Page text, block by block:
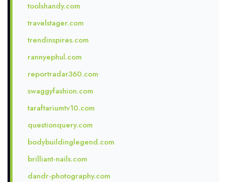
toolshandy.com
travelstager.com
trendinspires.com
rannyephul.com
reportradar360.com
swaggyfashion.com
taraftariumtv10.com
questionquery.com
bodybuildinglegend.com
brilliant-nails.com
dandr-photography.com